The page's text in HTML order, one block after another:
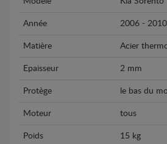
Année 2006 - 2010
Matière Acier
Epaisseur 2 mm
Protège le bas du
Moteur tous
Poids 15 kg